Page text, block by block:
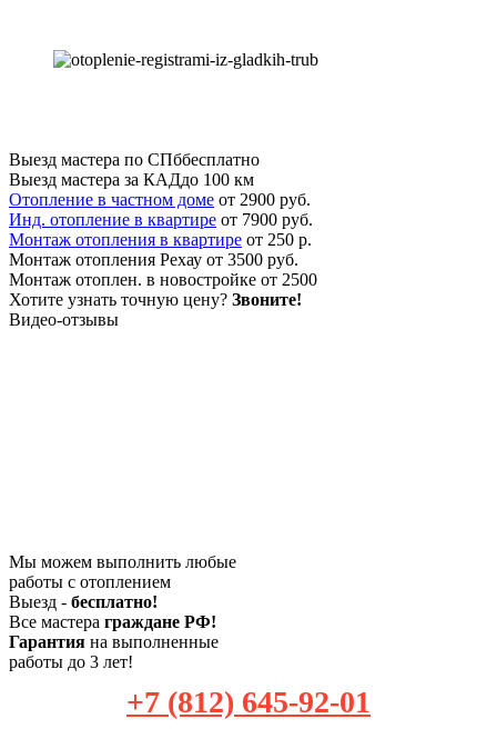
Выезд мастера по СПббесплатно
Выезд мастера за КАДдо 100 км
Отопление в частном доме от 2900 руб.
Инд. отопление в квартире от 7900 руб.
Монтаж отопления в квартире от 250 р.
Монтаж отопления Рехау от 3500 руб.
Монтаж отоплен. в новостройке от 2500
Хотите узнать точную цену? Звоните!
Видео-отзывы
Мы можем выполнить любые
работы с отоплением
Выезд - бесплатно!
Все мастера граждане РФ!
Гарантия на выполненные
работы до 3 лет!
+7 (812) 645-92-01